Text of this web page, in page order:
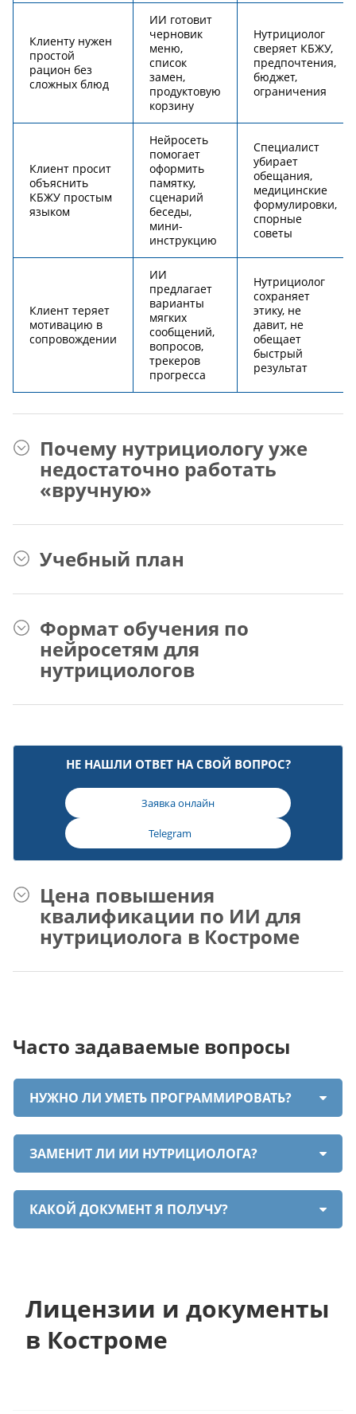
Клиенту нужен
простой
рацион без
сложных блюд
ИИ готовит
черновик
меню,
список
замен,
продуктовую
корзину
Нутрициолог
сверяет КБЖУ,
предпочтения,
бюджет,
ограничения
Клиент просит
объяснить
КБЖУ простым
языком
Нейросеть
помогает
оформить
памятку,
сценарий
беседы,
мини-
инструкцию
Специалист
убирает
обещания,
медицинские
формулировки,
спорные
советы
Клиент теряет
мотивацию в
сопровождении
ИИ
предлагает
варианты
мягких
сообщений,
вопросов,
трекеров
прогресса
Нутрициолог
сохраняет
этику, не
давит, не
обещает
быстрый
результат
Почему нутрициологу уже
недостаточно работать
«вручную»
Учебный план
Формат обучения по
нейросетям для
нутрициологов
НЕ НАШЛИ ОТВЕТ НА СВОЙ ВОПРОС?
Заявка онлайн
Telegram
Цена повышения
квалификации по ИИ для
нутрициолога в Костроме
Часто задаваемые вопросы
НУЖНО ЛИ УМЕТЬ ПРОГРАММИРОВАТЬ?
ЗАМЕНИТ ЛИ ИИ НУТРИЦИОЛОГА?
КАКОЙ ДОКУМЕНТ Я ПОЛУЧУ?
Лицензии и документы
в Костроме